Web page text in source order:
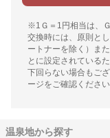
※1Ｇ＝1円相当は、
交換時には、原則と
ートナーを除く）ま
とに設定されている
下回らない場合もご
ージをご確認ください
温泉地から探す